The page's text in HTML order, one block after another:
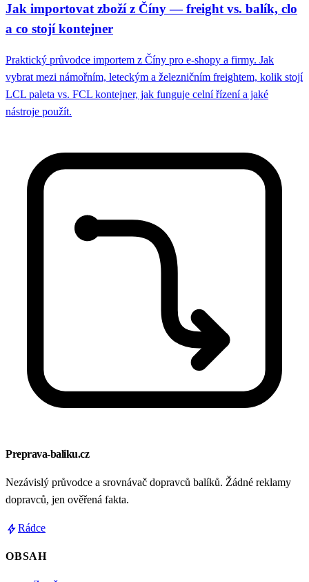
Jak importovat zboží z Číny — freight vs. balík, clo
a co stojí kontejner
Praktický průvodce importem z Číny pro e-shopy a firmy. Jak
vybrat mezi námořním, leteckým a železničním freightem, kolik stojí
LCL paleta vs. FCL kontejner, jak funguje celní řízení a jaké
nástroje použít.
Preprava-baliku.cz
Nezávislý průvodce a srovnávač dopravců balíků. Žádné reklamy
dopravců, jen ověřená fakta.
boltRádce
OBSAH